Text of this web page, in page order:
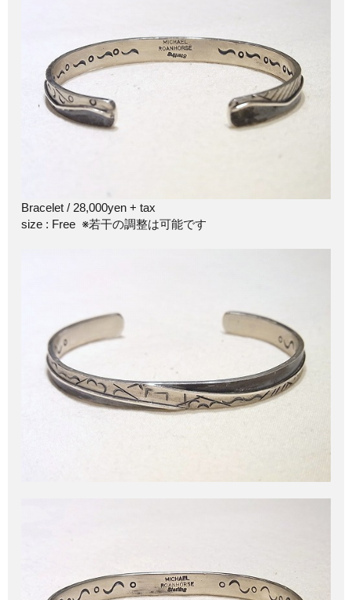
Bracelet / 28,000yen + tax
size : Free ※若干の調整は可能です